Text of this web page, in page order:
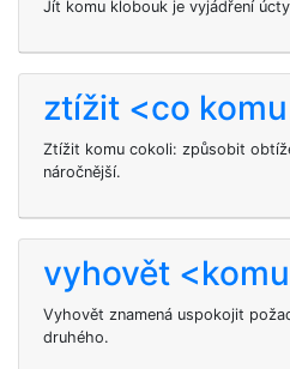
Jít komu klobouk je vyjádření
ztížit <co
Ztížit komu cokoli: způsobit
náročnější.
vyhovět
Vyhovět znamená uspokojit
druhého.